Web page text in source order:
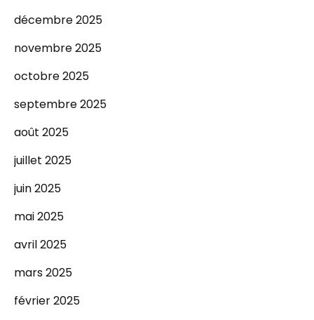
décembre 2025
novembre 2025
octobre 2025
septembre 2025
août 2025
juillet 2025
juin 2025
mai 2025
avril 2025
mars 2025
février 2025